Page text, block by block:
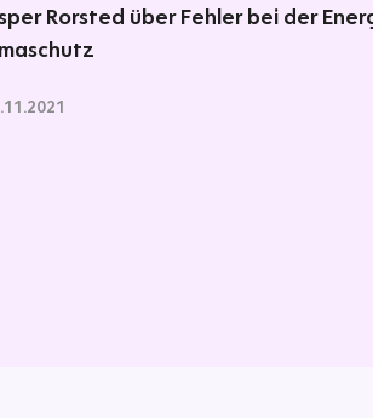
Rorsted über Fehler bei der